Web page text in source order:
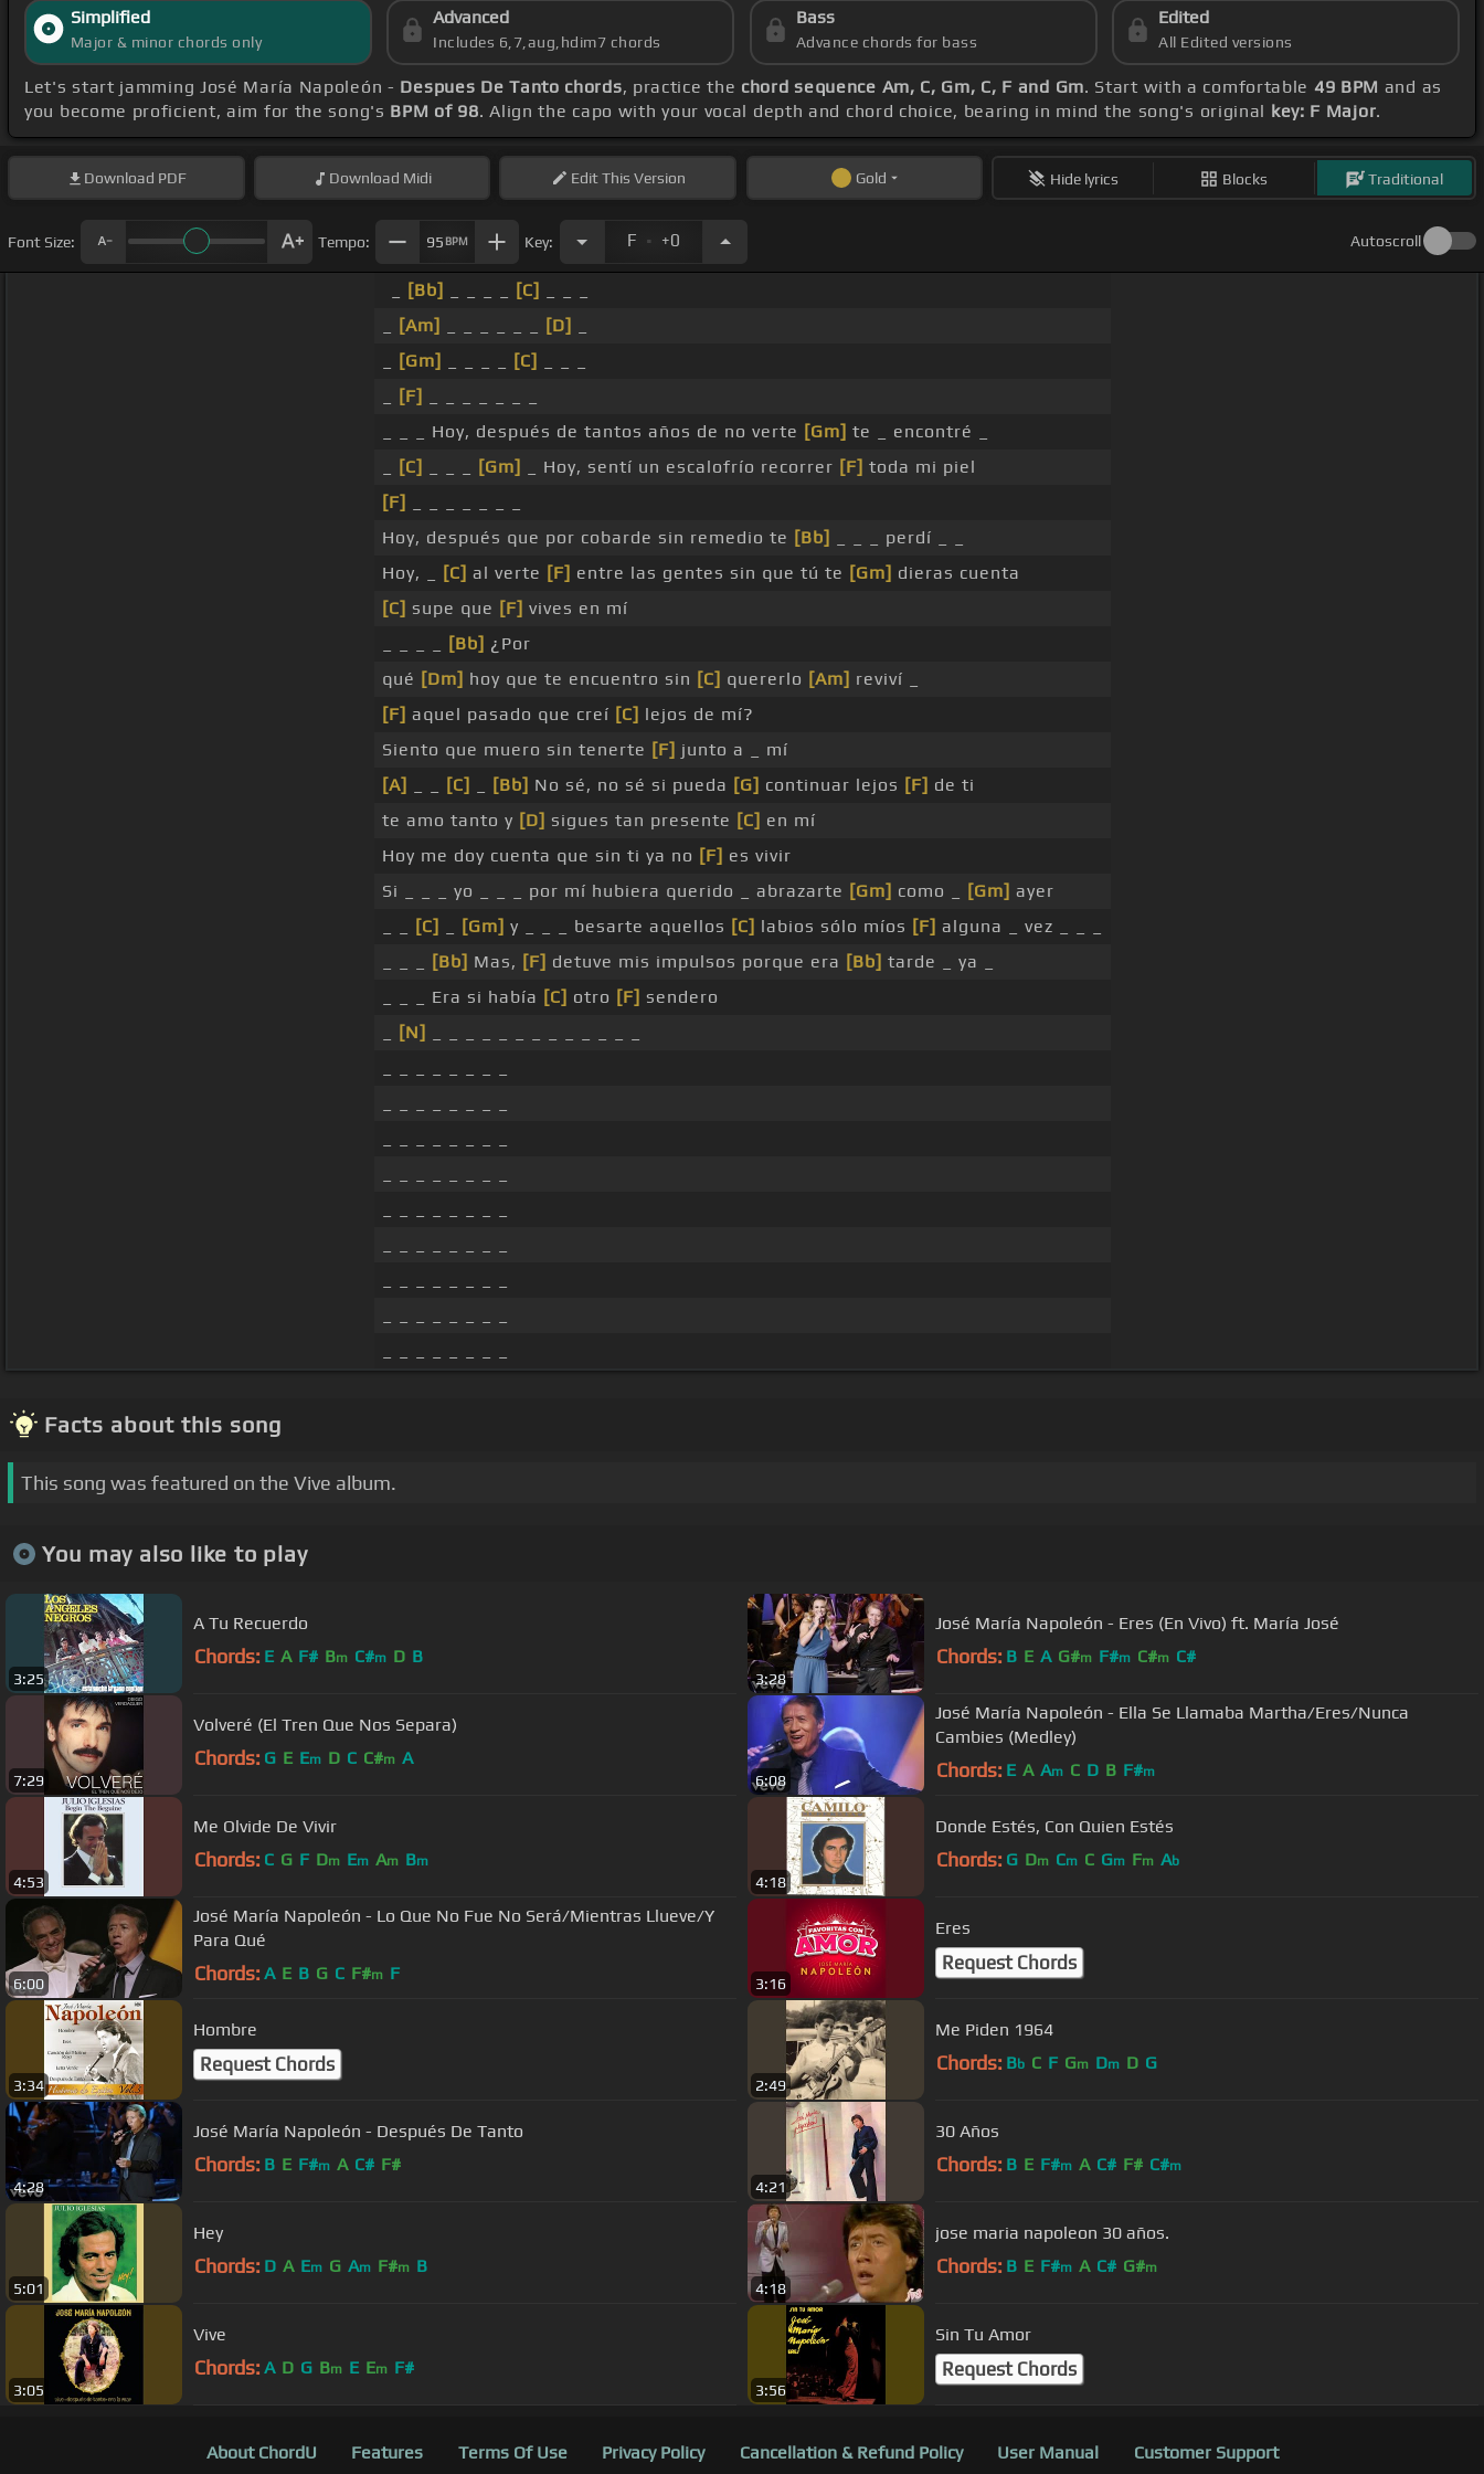
Simplified
Major & minor chords only
Advanced
Includes 6,7,aug,hdim7 chords
Bass
Advance chords for bass
Edited
All Edited versions
Let's start jamming José María Napoleón - Despues De Tanto chords, practice the chord sequence Am, C, Gm, C, F and Gm. Start with a comfortable 49 BPM and as
you become proficient, aim for the song's BPM of 98. Align the capo with your vocal depth and chord choice, bearing in mind the song's original key: F Major.
Download PDF Download Midi EditThis Version Gold Hide lyrics Blocks Traditional
Font Size: Tempo: 95 BPM Key: F . +0 Autoscroll
[Bb] [C]
[Am] [D]
[Gm] [C]
[F]
_ _ _ Hoy, después de tantos años de no verte [Gm] te _ encontré _
[C] [Gm] _ Hoy, sentí un escalofrío recorrer [F] toda mi piel
[F]
Hoy, después que por cobarde sin remedio te [Bb]
_ _ _ perdí _ _
Hoy, _
[C] al verte [F] entre las gentes sin que tú te [Gm] dieras cuenta
[C] supe que [F] vives en mí
[Bb] ¿Por
qué [Dm] hoy que te encuentro sin [C] quererlo [Am] reviví _
[F] aquel pasado que creí [C] lejos de mí?
Siento que muero sin tenerte [F] junto a _ mí
[A]
[C] [Bb] No sé, no sé si pueda [G] continuar lejos [F] de ti
te amo tanto y [D] sigues tan presente [C] en mí
Hoy me doy cuenta que sin ti ya no [F] es vivir
Si _ _ _ yo _ _ _ por mí hubiera querido _ abrazarte [Gm] como _ [Gm] ayer
[C] [Gm] y _ _ _ besarte aquellos [C] labios sólo míos [F] alguna _ vez _ _ _
[Bb] Mas, [F] detuve mis impulsos porque era [Bb] tarde _ ya _
_ _ _ Era si había [C] otro [F] sendero
[N]
Facts about this song
This song was featured on the Vive album.
You may also like to play
3:25
A Tu Recuerdo
Chords: E A F# Bm C#m D B
3:28
José María Napoleón - Eres (En Vivo) ft. María José
Chords: B E A G#m F#m C#m C#
7:29
Volveré (El Tren Que Nos Separa)
Chords: G E Em D C C#m A
6:08
José María Napoleón - Ella Se Llamaba Martha/Eres/Nunca
Cambies (Medley)
Chords: E A Am C D B F#m
4:53
Me Olvide De Vivir
Chords: C G F Dm Em Am Bm
4:18
Donde Estés, Con Quien Estés
Chords: G Dm Cm C Gm Fm Ab
6:00
José María Napoleón - Lo Que No Fue No Será/Mientras Llueve/Y
Para Qué
Chords: A E B G C F#m F
3:16
Eres
Request Chords
3:34
Hombre
Request Chords
2:49
Me Piden 1964
Chords: Bb C F Gm Dm D G
4:28
José María Napoleón - Después De Tanto
Chords: B E F#m A C# F#
4:21
30 Años
Chords: B E F#m A C# F# C#m
5:01
Hey
Chords: D A Em G Am F#m B
4:18
jose maria napoleon 30 años.
Chords: B E F#m A C# G#m
3:05
Vive
Chords: A D G Bm E Em F#
3:56
Sin Tu Amor
Request Chords
About ChordU Features Terms Of Use Privacy Policy Cancellation & Refund Policy User Manual Customer Support